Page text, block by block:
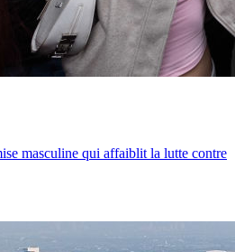
masculine qui affaiblit la lutte contre